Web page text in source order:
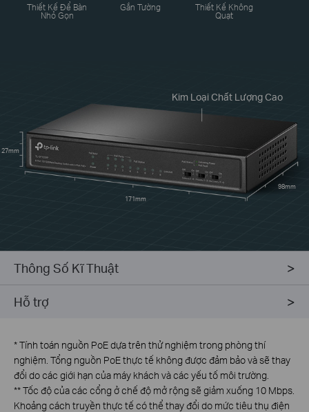
Kim Loại Chất Lượng Cao
27mm
171mm
98mm
Thiết Kế Để Bàn
Nhỏ Gọn
Gắn Tường Thiết Kế Không
Quạt
Thông Số Kĩ Thuật
Hỗ trợ
*Tính toán nguồn PoE dựa trên thử nghiệm trong phòng thí
nghiệm. Tổng nguồn PoE thực tế không được đảm bảo và sẽ thay
đổi do các giới hạn của máy khách và các yếu tố môi trường.
**Tốc độ của các cổng ở chế độ mở rộng sẽ giảm xuống 10 Mbps.
Khoảng cách truyền thực tế có thể thay đổi do mức tiêu thụ điện